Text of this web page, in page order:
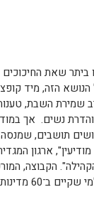
שאת החיכוכים
הזה, מיד
שמירת השבת,
והדרת נשים. אך
תושבים,
ארגון
הקבוצה,
מהווה חלק